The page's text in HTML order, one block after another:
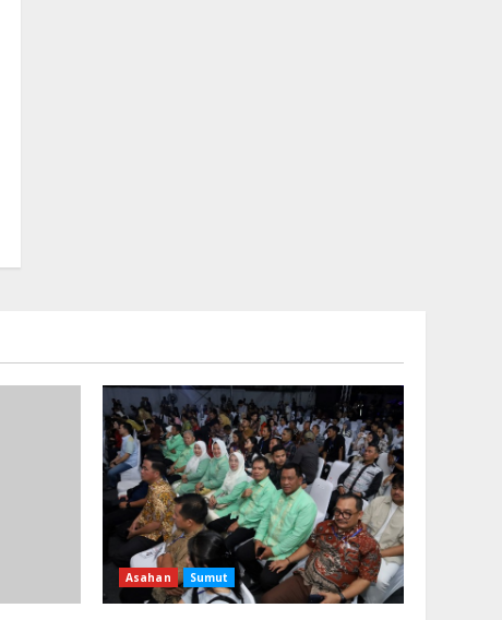
Asahan Sumut